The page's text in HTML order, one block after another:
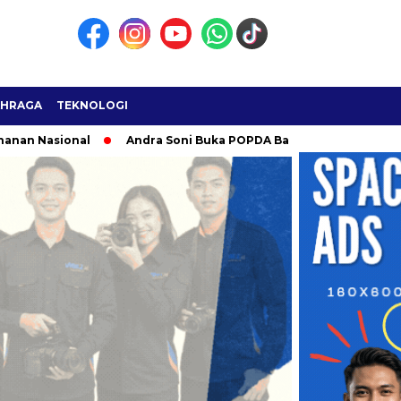
TEKNOLOGI
Andra Soni Buka POPDA Banten 2026 di Cilegon, Jadi